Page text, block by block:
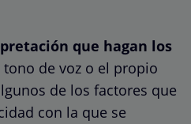
que hagan los
tono de voz o el propio
de los factores que
con la que se